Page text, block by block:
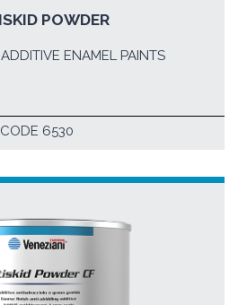
POWDER
ENAMEL PAINTS
CODE 6530